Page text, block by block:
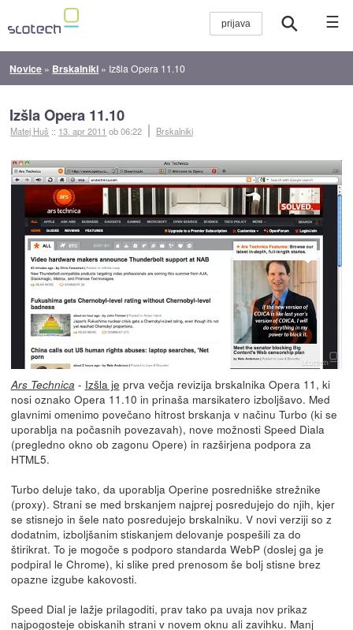
☰
Novice » Brskalniki » Izšla Opera 11.10
Izšla Opera 11.10
Matej Huš :: 13. apr 2011 ob 06:22 Brskalniki
Ars Technica - Izšla je prva večja revizija brskalnika Opera 11, ki
nosi oznako Opera 11.10 in prinaša marsikatero izboljšavo. Med
glavnimi omenimo povečano hitrost brskanja v načinu Turbo (ki se
uporablja na počasnih povezavah), nove možnosti Speed Diala
(pregledno okno ob zagonu Opere) in razširjena podpora za
HTML5.
Turbo deluje tako, da uporablja Operine posredniške strežnike
(proxy). Strani se med brskanjem najprej posredujejo do njih, kjer
se stisnejo in šele nato posredujejo brskalniku. V novi verziji so z
dodatnim, izboljšanim stiskanjem delovanje pospešili za do
štirikrat. To je mogoče s podporo standarda WebP (doslej ga je
podpiral le Chrome), ki slike pred prenosom še bolj stisne brez
opazne izgube kakovosti.
Speed Dial je lažje prilagoditi, prav tako pa uvaja nov prikaz
najpogosteje obiskanih strani v novem oknu ali zavihku. Manj